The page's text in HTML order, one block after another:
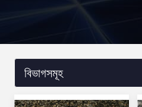
বিভাগসমূহ